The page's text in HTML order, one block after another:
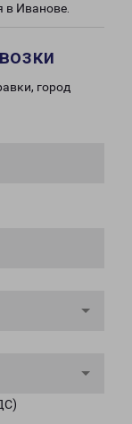
в Иванове.
город